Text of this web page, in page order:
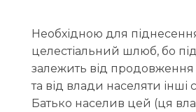
Необхідною для
целестіальний шлюб, бо
залежить від продовження
та від влади населяти інші
Батько населив цей (ця